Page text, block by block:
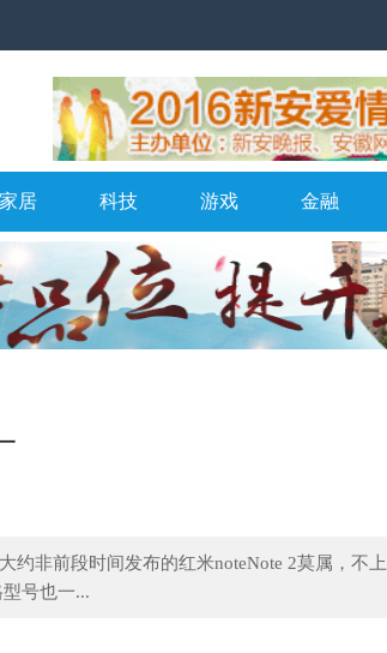
家居 科技 游戏 金融
非前段时间发布的红米noteNote 2莫属，不
号也一...